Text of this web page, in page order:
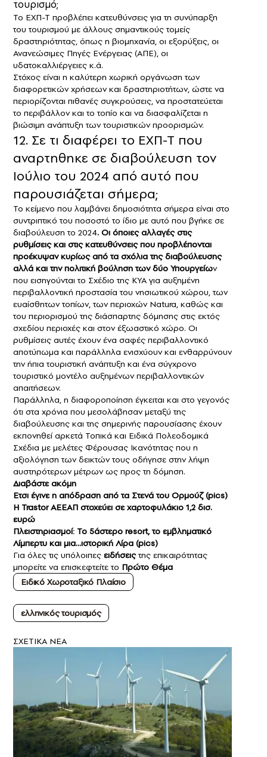
τουρισμό;
Το ΕΧΠ-Τ προβλέπει κατευθύνσεις για τη συνύπαρξη
του τουρισμού με άλλους σημαντικούς τομείς
δραστηριότητας, όπως η βιομηχανία, οι εξορύξεις, οι
Ανανεώσιμες Πηγές Ενέργειας (ΑΠΕ), οι
υδατοκαλλιέργειες κ.ά.
Στόχος είναι η καλύτερη χωρική οργάνωση των
διαφορετικών χρήσεων και δραστηριοτήτων, ώστε να
περιορίζονται πιθανές συγκρούσεις, να προστατεύεται
το περιβάλλον και το τοπίο και να διασφαλίζεται η
βιώσιμη ανάπτυξη των τουριστικών προορισμών.
12. Σε τι διαφέρει το ΕΧΠ-Τ που
αναρτηθηκε σε διαβούλευση τον
Ιούλιο του 2024 από αυτό που
παρουσιάζεται σήμερα;
Το κείμενο που λαμβάνει δημοσιότητα σήμερα είναι στο
συντριπτικό του ποσοστό το ίδιο με αυτό που βγήκε σε
διαβούλευση το 2024. Οι όποιες αλλαγές στις
ρυθμίσεις και στις κατευθύνσεις που προβλέπονται
προέκυψαν κυρίως από τα σχόλια της διαβούλευσης
αλλά και την πολιτική βούληση των δύο Υπουργείων
που εισηγούνται το Σχέδιο της ΚΥΑ για αυξημένη
περιβαλλοντική προστασία του νησιωτικού χώρου, των
ευαίσθητων τοπίων, των περιοχών Natura, καθώς και
του περιορισμού της διάσπαρτης δόμησης στις εκτός
σχεδίου περιοχές και στον έξωαστικό χώρο. Οι
ρυθμίσεις αυτές έχουν ένα σαφές περιβαλλοντικό
αποτύπωμα και παράλληλα ενισχύουν και ενθαρρύνουν
την ήπια τουριστική ανάπτυξη και ένα σύγχρονο
τουριστικό μοντέλο αυξημένων περιβαλλοντικών
απαιτήσεων.
Παράλληλα, η διαφοροποίηση έγκειται και στο γεγονός
ότι στα χρόνια που μεσολάβησαν μεταξύ της
διαβούλευσης και της σημερινής παρουσίασης έχουν
εκπονηθεί αρκετά Τοπικά και Ειδικά Πολεοδομικά
Σχέδια με μελέτες Φέρουσας Ικανότητας που η
αξιολόγηση των δεικτών τους οδήγησε στην λήψη
αυστηρότερων μέτρων ως προς τη δόμηση.
Διαβάστε ακόμη
Ετσι έγινε η απόδραση από τα Στενά του Ορμούζ (pics)
Η Trastor ΑΕΕΑΠ στοχεύει σε χαρτοφυλάκιο 1,2 δισ.
ευρώ
Πλειστηριασμοί: Το 5άστερο resort, το εμβληματικό
Λίμπερτυ και μια…ιστορική Λίρα (pics)
Για όλες τις υπόλοιπες ειδήσειςτης επικαιρότητας
μπορείτε να επισκεφτείτε το Πρώτο Θέμα
Ειδικό Χωροταξικό Πλαίσιο
ελληνικός τoυρισμός
ΣXETIKA NEA